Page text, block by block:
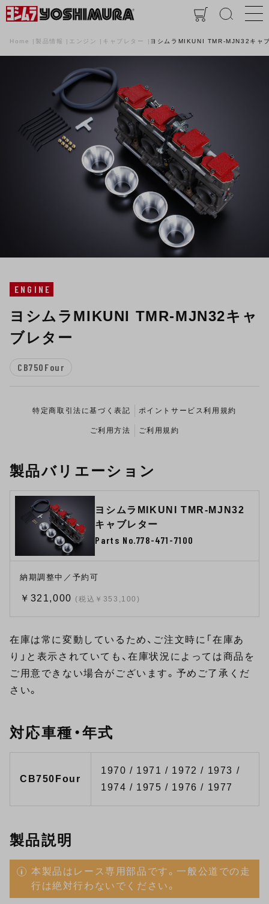
Home 製品情報 エンジン キャブレター ヨシムラMIKUNI TMR-MJN32キャ
ENGINE
ヨシムラMIKUNI TMR-MJN32キャ
ブレター
CB750Four
特定商取引法に基づく表記 ポイントサービス利用規約
ご利用方法 ご利用規約
製品バリエーション
ヨシムラMIKUNI TMR-MJN32
キャブレター
Parts No.778-471-7100
納期調整中／予約可
￥321,000 (税込￥353,100)
在庫は常に変動しているため、ご注文時に「在庫あ
り」と表示されていても、在庫状況によっては商品を
ご用意できない場合がございます。予めご了承くだ
さい。
対応車種・年式
CB750Four
1970 / 1971 / 1972 / 1973 /
1974 / 1975 / 1976 / 1977
製品説明
本製品はレース専用部品です。一般公道での走
行は絶対行わないでください。